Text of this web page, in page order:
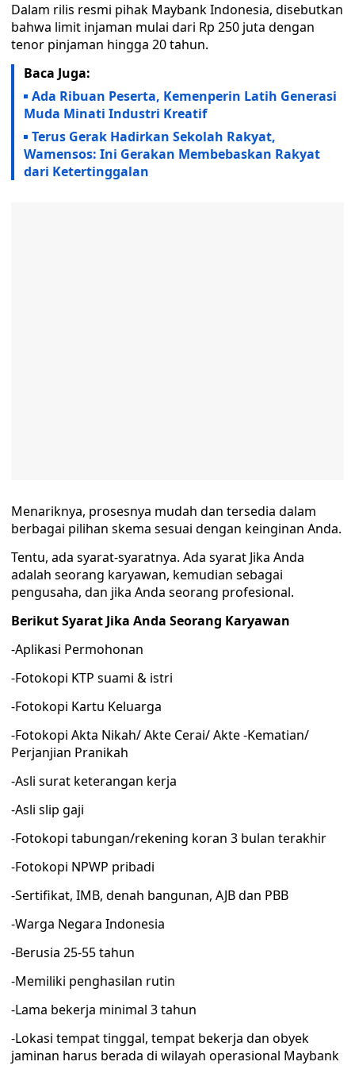
Dalam rilis resmi pihak Maybank Indonesia, disebutkan
bahwa limit injaman mulai dari Rp 250 juta dengan
tenor pinjaman hingga 20 tahun.
Baca Juga:
Ada Ribuan Peserta, Kemenperin Latih Generasi
Muda Minati Industri Kreatif
Terus Gerak Hadirkan Sekolah Rakyat,
Wamensos: Ini Gerakan Membebaskan Rakyat
dari Ketertinggalan
Menariknya, prosesnya mudah dan tersedia dalam
berbagai pilihan skema sesuai dengan keinginan Anda.
Tentu, ada syarat-syaratnya. Ada syarat Jika Anda
adalah seorang karyawan, kemudian sebagai
pengusaha, dan jika Anda seorang profesional.
Berikut Syarat Jika Anda Seorang Karyawan
-Aplikasi Permohonan
-Fotokopi KTP suami & istri
-Fotokopi Kartu Keluarga
-Fotokopi Akta Nikah/ Akte Cerai/ Akte -Kematian/
Perjanjian Pranikah
-Asli surat keterangan kerja
-Asli slip gaji
-Fotokopi tabungan/rekening koran 3 bulan terakhir
-Fotokopi NPWP pribadi
-Sertifikat, IMB, denah bangunan, AJB dan PBB
-Warga Negara Indonesia
-Berusia 25-55 tahun
-Memiliki penghasilan rutin
-Lama bekerja minimal 3 tahun
-Lokasi tempat tinggal, tempat bekerja dan obyek
jaminan harus berada di wilayah operasional Maybank